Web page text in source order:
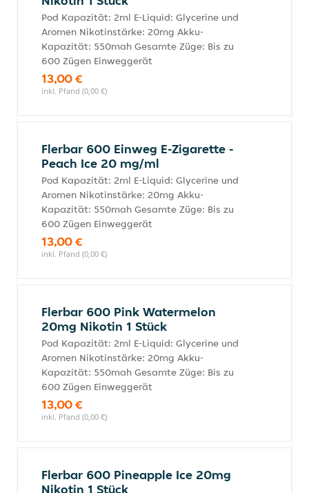
Pod Kapazität: 2ml E-Liquid: Glycerine und
Aromen Nikotinstärke: 20mg Akku-
Kapazität: 550mah Gesamte Züge: Bis zu
600 Zügen Einweggerät
13,00 €
inkl. Pfand (0,00 €)
Flerbar 600 Einweg E-Zigarette -
Peach Ice 20 mg/ml
Pod Kapazität: 2ml E-Liquid: Glycerine und
Aromen Nikotinstärke: 20mg Akku-
Kapazität: 550mah Gesamte Züge: Bis zu
600 Zügen Einweggerät
13,00 €
inkl. Pfand (0,00 €)
Flerbar 600 Pink Watermelon
20mg Nikotin 1 Stück
Pod Kapazität: 2ml E-Liquid: Glycerine und
Aromen Nikotinstärke: 20mg Akku-
Kapazität: 550mah Gesamte Züge: Bis zu
600 Zügen Einweggerät
13,00 €
inkl. Pfand (0,00 €)
Flerbar 600 Pineapple Ice 20mg
Nikotin 1 Stück